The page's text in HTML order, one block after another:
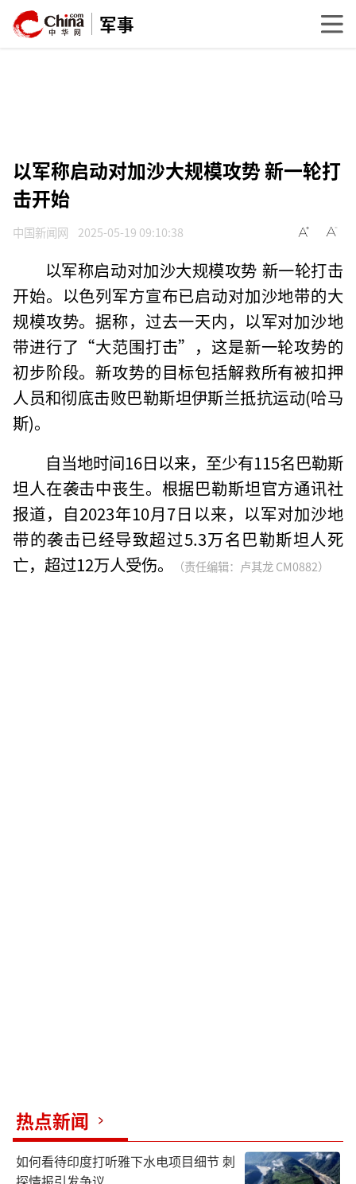
军事
以军称启动对加沙大规模攻势 新一轮打
击开始
中国新闻网 2025-05-19 09:10:38
以军称启动对加沙大规模攻势 新一轮打击
开始。以色列军方宣布已启动对加沙地带的大
规模攻势。据称，过去一天内，以军对加沙地
带进行了“大范围打击”，这是新一轮攻势的
初步阶段。新攻势的目标包括解救所有被扣押
人员和彻底击败巴勒斯坦伊斯兰抵抗运动(哈马
斯)。
自当地时间16日以来，至少有115名巴勒斯
坦人在袭击中丧生。根据巴勒斯坦官方通讯社
报道，自2023年10月7日以来，以军对加沙地
带的袭击已经导致超过5.3万名巴勒斯坦人死
亡，超过12万人受伤。
（责任编辑：卢其龙 CM0882）
热点新闻
如何看待印度打听雅下水电项目细节 刺